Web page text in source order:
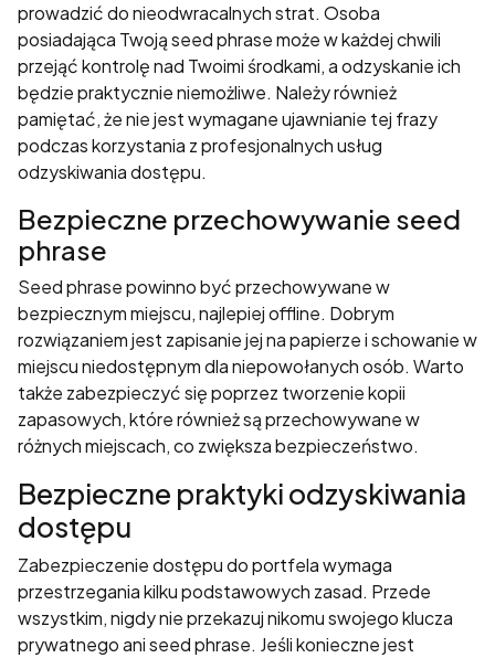
prowadzić do nieodwracalnych strat. Osoba
posiadająca Twoją seed phrase może w każdej chwili
przejąć kontrolę nad Twoimi środkami, a odzyskanie ich
będzie praktycznie niemożliwe. Należy również
pamiętać, że nie jest wymagane ujawnianie tej frazy
podczas korzystania z profesjonalnych usług
odzyskiwania dostępu.
Bezpieczne przechowywanie seed
phrase
Seed phrase powinno być przechowywane w
bezpiecznym miejscu, najlepiej offline. Dobrym
rozwiązaniem jest zapisanie jej na papierze i schowanie w
miejscu niedostępnym dla niepowołanych osób. Warto
także zabezpieczyć się poprzez tworzenie kopii
zapasowych, które również są przechowywane w
różnych miejscach, co zwiększa bezpieczeństwo.
Bezpieczne praktyki odzyskiwania
dostępu
Zabezpieczenie dostępu do portfela wymaga
przestrzegania kilku podstawowych zasad. Przede
wszystkim, nigdy nie przekazuj nikomu swojego klucza
prywatnego ani seed phrase. Jeśli konieczne jest
odwiedzania naszej
strony, zwiększasz
szansę na
zobaczenie
spersonalizowanych
treści i ofert.